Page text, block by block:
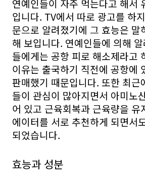
연예인들이 자주 먹는다고 해서
입니다. TV에서 따로 광고를 하
문으로 알려졌기에 그 효능은 말
해 보입니다. 연예인들에 의해
들에게는 공항 피로 해소제라고
이유는 출국하기 직전에 공항에
판매했기 때문입니다. 또한 최근
들이 관심이 많아지면서 아미노
어 있고 근육회복과 근육량을 유
에이터를 서로 추천하게 되면서
되었습니다.
효능과 성분